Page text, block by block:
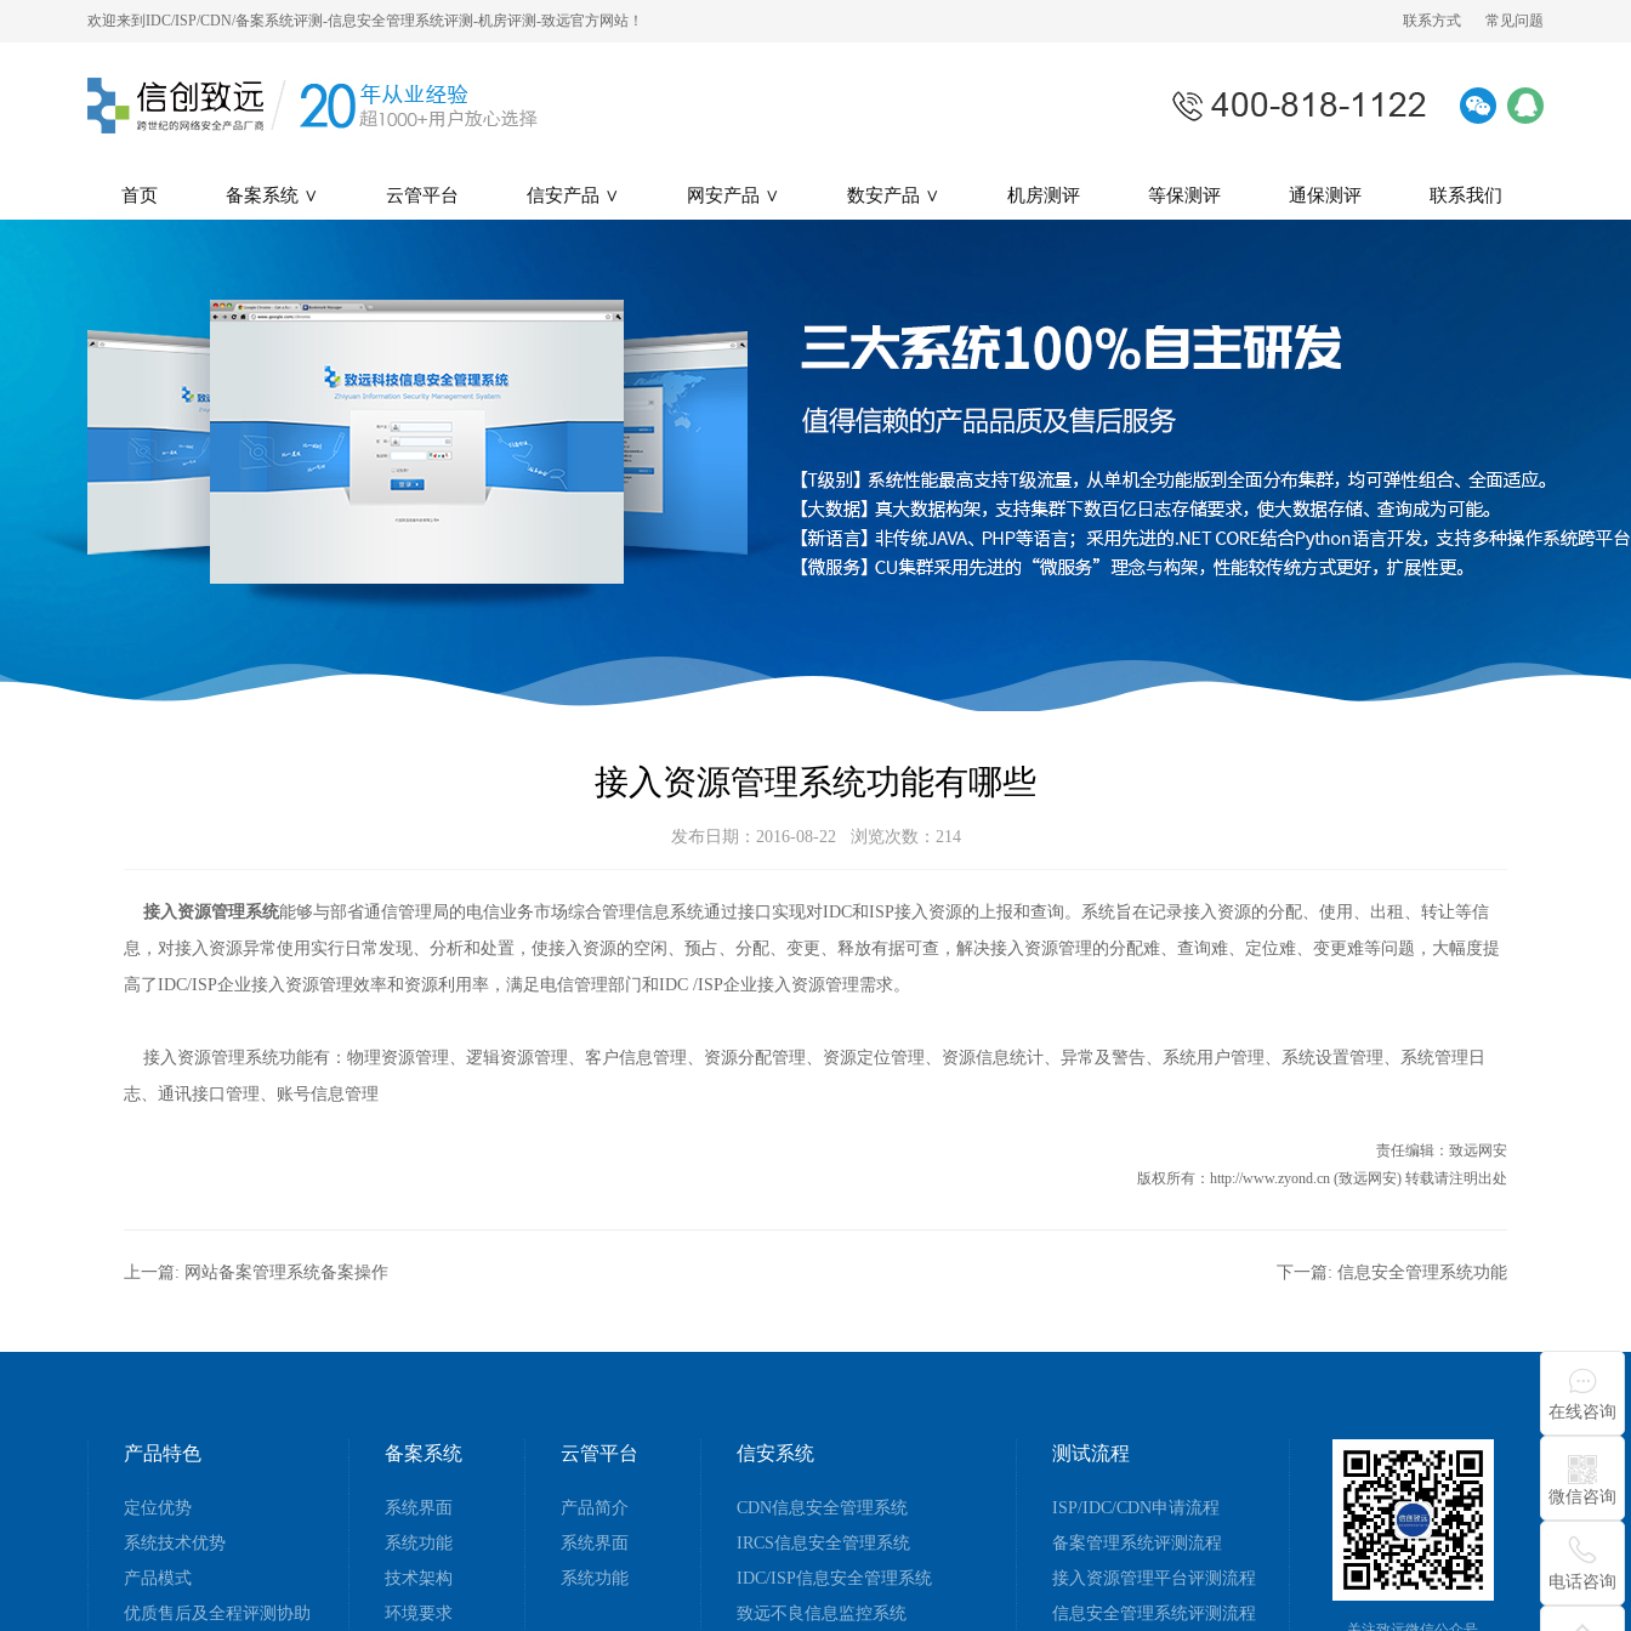
欢迎来到IDC/ISP/CDN/备案系统评测-信息安全管理系统评测-机房评测-致远官方网站！ 常见问题
联系方式
首页 备案系统 ∨ 云管平台 信安产品 ∨ 网安产品 ∨ 数安产品 ∨ 机房测评 等保测评 通保测评 联系我们
接入资源管理系统功能有哪些
发布日期：2016-08-22 浏览次数： 214
接入资源管理系统能够与部省通信管理局的电信业务市场综合管理信息系统通过接口实现对IDC和ISP接入资源的上报和查询。系统旨在记录接入资源的分配、使用、出租、转让等信
息，对接入资源异常使用实行日常发现、分析和处置，使接入资源的空闲、预占、分配、变更、释放有据可查，解决接入资源管理的分配难、查询难、定位难、变更难等问题，大幅度提
高了IDC/ISP企业接入资源管理效率和资源利用率，满足电信管理部门和IDC /ISP企业接入资源管理需求。
接入资源管理系统功能有：物理资源管理、逻辑资源管理、客户信息管理、资源分配管理、资源定位管理、资源信息统计、异常及警告、系统用户管理、系统设置管理、系统管理日
志、通讯接口管理、账号信息管理
责任编辑： 致远网安
版权所有：http://www.zyond.cn (致远网安) 转载请注明出处
上一篇: 网站备案管理系统备案操作 下一篇: 信息安全管理系统功能
产品特色
定位优势
系统技术优势
产品模式
优质售后及全程评测协助
备案系统
系统界面
系统功能
技术架构
环境要求
云管平台
产品简介
系统界面
系统功能
信安系统
CDN信息安全管理系统
IRCS信息安全管理系统
IDC/ISP信息安全管理系统
致远不良信息监控系统
测试流程
ISP/IDC/CDN申请流程
备案管理系统评测流程
接入资源管理平台评测流程
信息安全管理系统评测流程
在线咨询
微信咨询
电话咨询